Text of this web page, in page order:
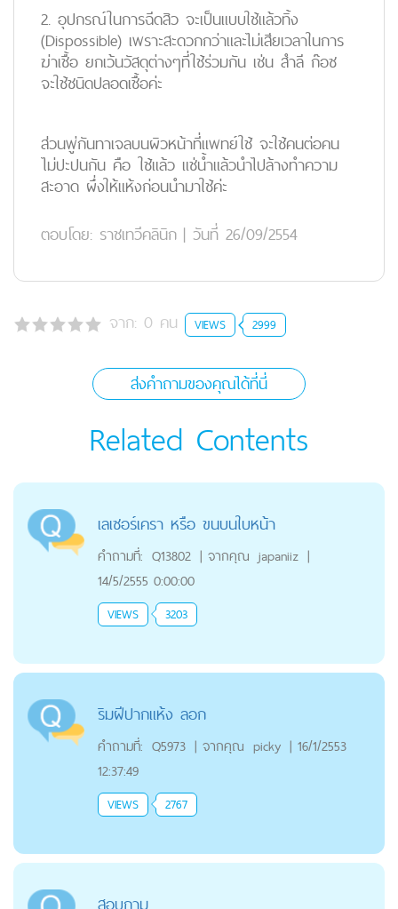
2. อุปกรณ์ในการฉีดสิว จะเป็นแบบใช้แล้วทิ้ง
(Dispossible) เพราะสะดวกกว่าและไม่เสียเวลาในการ
ฆ่าเชื้อ ยกเว้นวัสดุต่างๆที่ใช้ร่วมกัน เช่น สำลี ก๊อซ
จะใช้ชนิดปลอดเชื้อค่ะ
ส่วนพู่กันทาเจลบนผิวหน้าที่แพทย์ใช้ จะใช้คนต่อคน
ไม่ปะปนกัน คือ ใช้แล้ว แช่น้ำแล้วนำไปล้างทำความ
สะอาด ผึ่งให้แห้งก่อนนำมาใช้ค่ะ
ตอบโดย: ราชเทวีคลินิก | วันที่ 26/09/2554
จาก: 0 คน VIEWS 2999
ส่งคำถามของคุณได้ที่นี่
Related Contents
เลเซอร์เครา หรือ ขนบนใบหน้า
คำถามที่: Q13802 | จากคุณ japaniiz |
14/5/2555 0:00:00
VIEWS 3203
ริมฝีปากแห้ง ลอก
คำถามที่: Q5973 | จากคุณ picky | 16/1/2553
12:37:49
VIEWS 2767